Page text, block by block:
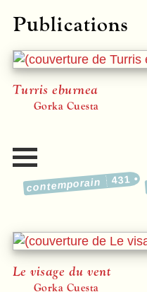
Publications
Turris eburnea
Gorka Cuesta
contemporain 431
Le visage du vent
Gorka Cuesta